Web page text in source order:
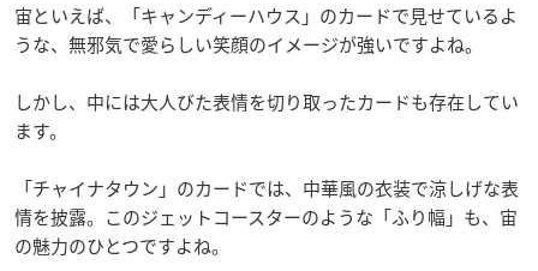
宙といえば、「キャンディーハウス」のカードで見せているよ
うな、無邪気で愛らしい笑顔のイメージが強いですよね。
しかし、中には大人びた表情を切り取ったカードも存在してい
ます。
「チャイナタウン」のカードでは、中華風の衣装で涼しげな表
情を披露。 このジェットコースターのような「ふり幅」も、宙
の魅力のひとつですよね。